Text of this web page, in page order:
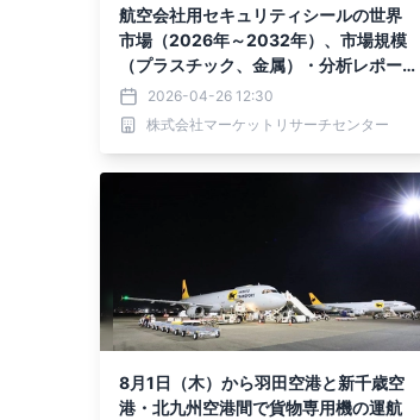
航空会社用セキュリティシールの世界
市場（2026年～2032年）、市場規模
（プラスチック、金属）・分析レポー
トを発表2026-04-26 12:30
株式会社マーケットリサーチセンター
8月1日（木）から羽田空港と新千歳空
港・北九州空港間で貨物専用機の運航